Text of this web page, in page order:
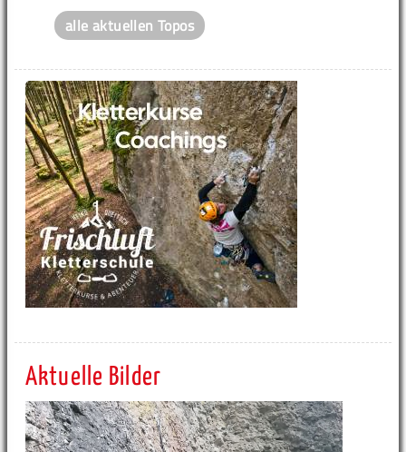
alle aktuellen Topos
Aktuelle Bilder